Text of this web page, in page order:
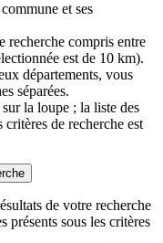
et ses
recherche compris entre
est de 10 km).
départements, vous
séparées.
la loupe ; la liste des
de recherche est
de votre recherche
présents sous les critères